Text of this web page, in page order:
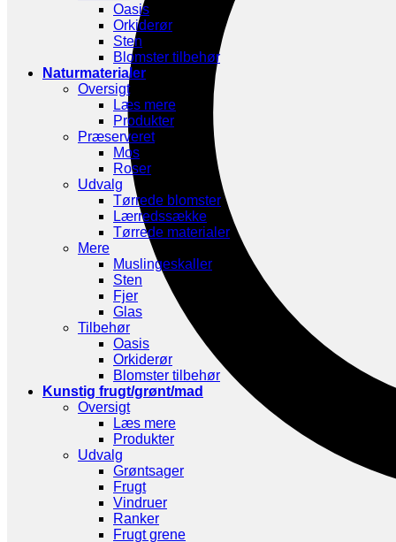
Oasis
Orkiderør
Sten
Blomster tilbehør
Naturmaterialer
Oversigt
Læs mere
Produkter
Præserveret
Mos
Roser
Udvalg
Tørrede blomster
Lærredssække
Tørrede materialer
Mere
Muslingeskaller
Sten
Fjer
Glas
Tilbehør
Oasis
Orkiderør
Blomster tilbehør
Kunstig frugt/grønt/mad
Oversigt
Læs mere
Produkter
Udvalg
Grøntsager
Frugt
Vindruer
Ranker
Frugt grene